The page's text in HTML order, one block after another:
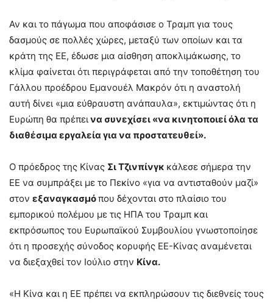
Αν και το πάγωμα που αποφάσισε ο Τραμπ για τους
δασμούς σε πολλές χώρες, μεταξύ των οποίων και τα
κράτη της ΕΕ, έδωσε μια αίσθηση αποκλιμάκωσης, το
κλίμα φαίνεται ότι περιγράφεται από την τοποθέτηση του
Γάλλου προέδρου Εμανουέλ Μακρόν ότι η αναστολή
αυτή δίνει «μια εύθραυστη ανάπαυλα», εκτιμώντας ότι η
Ευρώπη θα πρέπεινα συνεχίσει «να κινητοποιεί όλα τα
διαθέσιμα εργαλεία για να προστατευθεί».
Ο πρόεδρος της Κίνας Σι Τζινπίνγκ κάλεσε σήμερα την
ΕΕ να συμπράξει με το Πεκίνο «για να αντισταθούν μαζί»
στον εξαναγκασμόπου δέχονται στο πλαίσιο του
εμπορικού πολέμου με τις ΗΠΑ του Τραμπ και
εκπρόσωπος του Ευρωπαϊκού Συμβουλίου γνωστοποίησε
ότι η προσεχής σύνοδος κορυφής ΕΕ-Κίνας αναμένεται
να διεξαχθεί τον Ιούλιο στην Κίνα.
«Η Κίνα και η ΕΕ πρέπει να εκπληρώσουν τις διεθνείς τους